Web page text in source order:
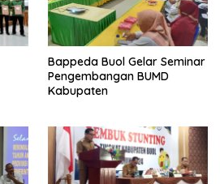
Bappeda Buol Gelar Seminar
Pengembangan BUMD
Kabupaten